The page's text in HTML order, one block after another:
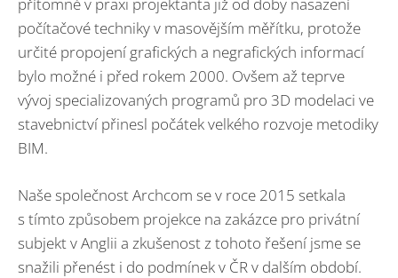
počítačové techniky v masovějším měřítku, protože
určité propojení grafických a negrafických informací
bylo možné i před rokem 2000. Ovšem až teprve
vývoj specializovaných programů pro 3D modelaci ve
stavebnictví přinesl počátek velkého rozvoje metodiky
BIM.
Naše společnost Archcom se v roce 2015 setkala
s tímto způsobem projekce na zakázce pro privátní
subjekt v Anglii a zkušenost z tohoto řešení jsme se
snažili přenést i do podmínek v ČR v dalším období.